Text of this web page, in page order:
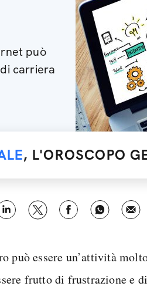
può
carriera
, L'OROSCOPO
può essere un’attività
frutto di frustrazione e